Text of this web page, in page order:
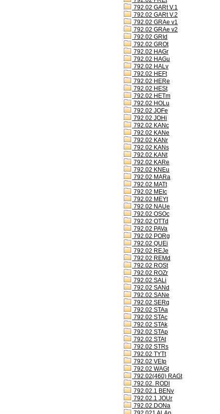
792.02 GARt V.1
792.02 GARt V.2
792.02 GRAe v1
792.02 GRAe v2
792.02 GRId
792.02 GROt
792.02 HAGr
792.02 HAGu
792.02 HALv
792.02 HEFt
792.02 HERe
792.02 HESt
792.02 HETm
792.02 HOLu
792.02 JOFe
792.02 JOHi
792.02 KANc
792.02 KANe
792.02 KANr
792.02 KANs
792.02 KANt
792.02 KARe
792.02 KNEu
792.02 MARa
792.02 MATt
792.02 MEIc
792.02 MEYt
792.02 NAUe
792.02 OSOc
792.02 OTTd
792.02 PAVa
792.02 PORg
792.02 QUEi
792.02 REJe
792.02 REMd
792.02 ROSt
792.02 ROZr
792.02 SALi
792.02 SANd
792.02 SANe
792.02 SERq
792.02 STAa
792.02 STAc
792.02 STAk
792.02 STAp
792.02 STAt
792.02 STRs
792.02 TYTt
792.02 VEIp
792.02 WAGt
792.02(460) RAGt
792.02. RODl
792.02.1 BENv
792.02.1 JOUr
792.02.DONa